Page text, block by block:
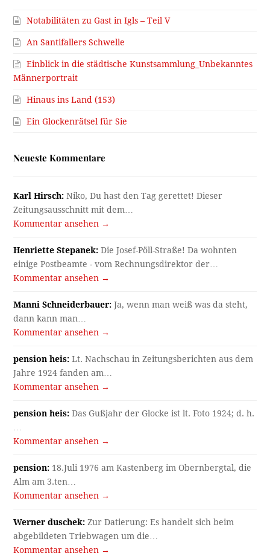
Notabilitäten zu Gast in Igls – Teil V
An Santifallers Schwelle
Einblick in die städtische Kunstsammlung_Unbekanntes
Männerportrait
Hinaus ins Land (153)
Ein Glockenrätsel für Sie
Neueste Kommentare
Karl Hirsch: Niko, Du hast den Tag gerettet! Dieser
Zeitungsausschnitt mit dem…
Kommentar ansehen →
Henriette Stepanek: Die Josef-Pöll-Straße! Da wohnten
einige Postbeamte - vom Rechnungsdirektor der…
Kommentar ansehen →
Manni Schneiderbauer: Ja, wenn man weiß was da steht,
dann kann man…
Kommentar ansehen →
pension heis: Lt. Nachschau in Zeitungsberichten aus dem
Jahre 1924 fanden am…
Kommentar ansehen →
pension heis: Das Gußjahr der Glocke ist lt. Foto 1924; d. h.
Kommentar ansehen →
pension: 18.Juli 1976 am Kastenberg im Obernbergtal, die
Alm am 3.ten…
Kommentar ansehen →
Werner duschek: Zur Datierung: Es handelt sich beim
abgebildeten Triebwagen um die…
Kommentar ansehen →